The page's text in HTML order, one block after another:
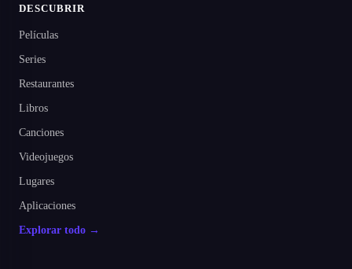
DESCUBRIR
Películas
Series
Restaurantes
Libros
Canciones
Videojuegos
Lugares
Aplicaciones
Explorar todo →